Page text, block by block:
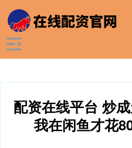
配资在线平台 炒
我在闲鱼才花